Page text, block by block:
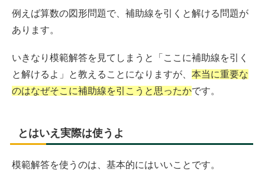
例えば算数の図形問題で、補助線を引くと解ける問題が
あります。
いきなり模範解答を見てしまうと「ここに補助線を引く
と解けるよ」と教えることになりますが、 本当に重要な
のはなぜそこに補助線を引こうと思ったかです。
とはいえ実際は使うよ
模範解答を使うのは、基本的にはいいことです。